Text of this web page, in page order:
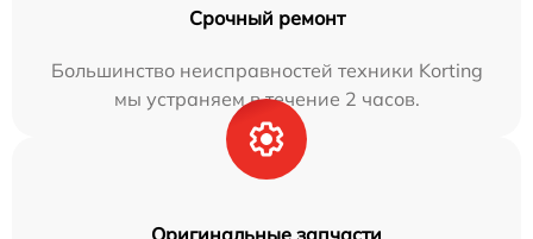
Срочный ремонт
Большинство неисправностей техники Korting
мы устраняем в течение 2 часов.
Оригинальные запчасти